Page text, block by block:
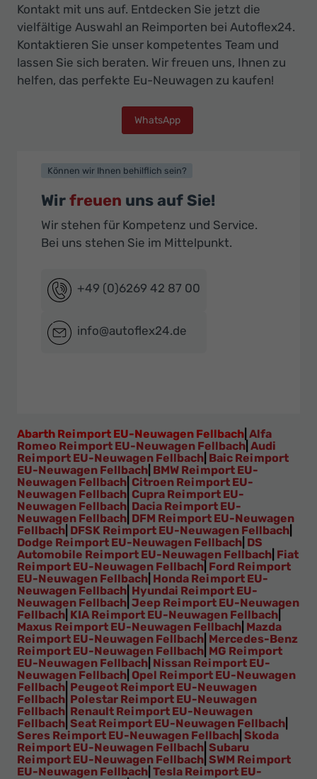
Kontakt mit uns auf. Entdecken Sie jetzt die
vielfältige Auswahl an Reimporten bei Autoflex24.
Kontaktieren Sie unser kompetentes Team und
lassen Sie sich beraten. Wir freuen uns, Ihnen zu
helfen, das perfekte Eu-Neuwagen zu kaufen!
WhatsApp
Können wir Ihnen behilflich sein?
Wirfreuen uns auf Sie!
Wir stehen für Kompetenz und Service.
Bei uns stehen Sie im Mittelpunkt.
+49 (0)6269 42 87 00
info@autoflex24.de
Abarth Reimport EU-Neuwagen Fellbach Alfa
Romeo Reimport EU-Neuwagen Fellbach Audi
Reimport EU-Neuwagen Fellbach Baic Reimport
EU-Neuwagen Fellbach BMW Reimport EU-
Neuwagen Fellbach Citroen Reimport EU-
Neuwagen Fellbach Cupra Reimport EU-
Neuwagen Fellbach Dacia Reimport EU-
Neuwagen Fellbach DFM Reimport EU-Neuwagen
Fellbach DFSK Reimport EU-Neuwagen Fellbach
Dodge Reimport EU-Neuwagen Fellbach DS
Automobile Reimport EU-Neuwagen Fellbach Fiat
Reimport EU-Neuwagen Fellbach Ford Reimport
EU-Neuwagen Fellbach Honda Reimport EU-
Neuwagen Fellbach Hyundai Reimport EU-
Neuwagen Fellbach Jeep Reimport EU-Neuwagen
Fellbach KIA Reimport EU-Neuwagen Fellbach
Maxus Reimport EU-Neuwagen Fellbach Mazda
Reimport EU-Neuwagen Fellbach Mercedes-Benz
Reimport EU-Neuwagen Fellbach MG Reimport
EU-Neuwagen Fellbach Nissan Reimport EU-
Neuwagen Fellbach Opel Reimport EU-Neuwagen
Fellbach Peugeot Reimport EU-Neuwagen
Fellbach Polestar Reimport EU-Neuwagen
Fellbach Renault Reimport EU-Neuwagen
Fellbach Seat Reimport EU-Neuwagen Fellbach
Seres Reimport EU-Neuwagen Fellbach Skoda
Reimport EU-Neuwagen Fellbach Subaru
Reimport EU-Neuwagen Fellbach SWM Reimport
EU-Neuwagen Fellbach Tesla Reimport EU-